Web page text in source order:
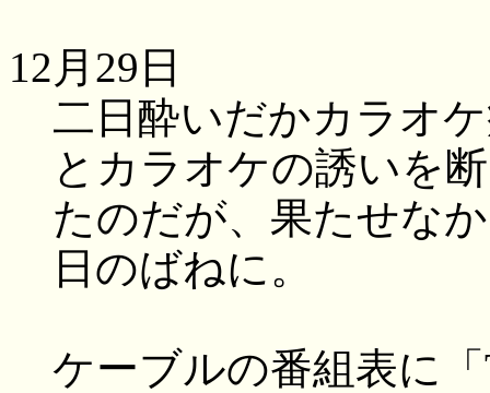
12月29日
二日酔いだかカラオ
とカラオケの誘いを
たのだが、果たせな
日のばねに。
ケーブルの番組表に